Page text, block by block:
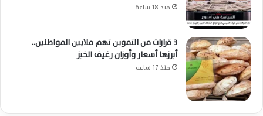
منذ 18 ساعة
3 قرارات من التموين تهم ملايين المواطنين..
أبرزها أسعار وأوزان رغيف الخبز
منذ 17 ساعة